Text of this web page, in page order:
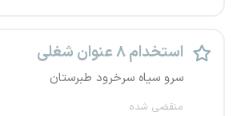
استخدام ۸ عنوان شغلی
سرو سیاه سرخرود طبرستان
منقضی شده